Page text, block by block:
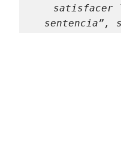
satisfacer
sentencia”,